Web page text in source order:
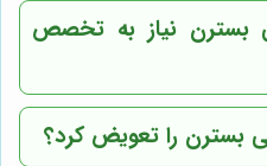
بسترن نیاز به تخصص
بسترن را تعویض کرد؟